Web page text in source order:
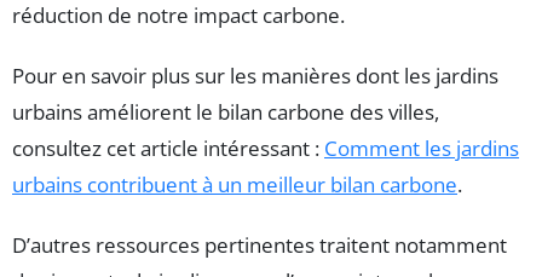
réduction de notre impact carbone.
Pour en savoir plus sur les manières dont les jardins
urbains améliorent le bilan carbone des villes,
consultez cet article intéressant : Comment les jardins
urbains contribuent à un meilleur bilan carbone.
D’autres ressources pertinentes traitent notamment